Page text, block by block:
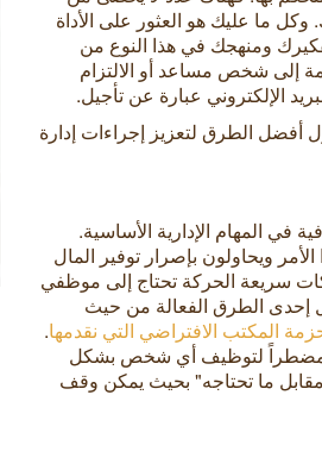
وكل ما عليك هو العثور على الأداة
ومنهجك في هذا النوع من
إلى شخص مساعد أو الالتزام
الإلكتروني عبارة عن تأجيل.
الطرق لتعزيز إجراءات إدارة
في المهام الإدارية الأساسية.
ويحاولون بإصرار توفير المال
سريعة الحركة تحتاج إلى موظفي
إحدى الطرق الفعالة من حيث
المكتب الافتراضي التي نقدمها.
مضطراً لتوظيف أي شخص بشكل
ما تحتاجه" بحيث يمكن وقف